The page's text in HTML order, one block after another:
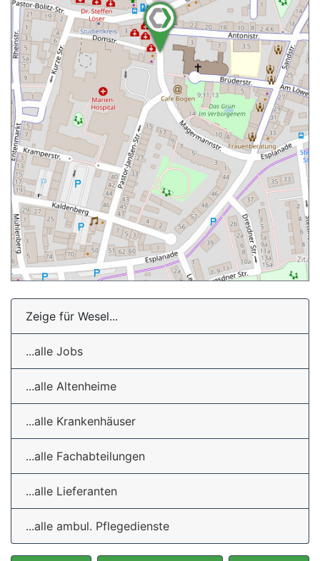
Zeige für Wesel...
...alle Jobs
...alle Altenheime
...alle Krankenhäuser
...alle Fachabteilungen
...alle Lieferanten
...alle ambul. Pflegedienste